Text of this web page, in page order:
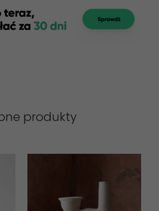
produkty